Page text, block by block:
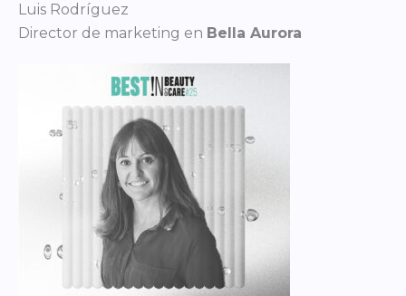
Luis Rodríguez
Director de marketing en Bella Aurora